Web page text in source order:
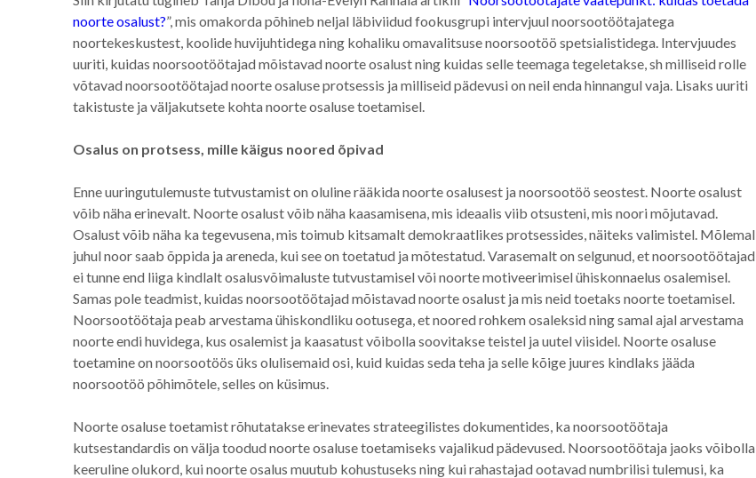
noorte osalust?”, mis omakorda põhineb neljal läbiviidud fookusgrupi intervjuul noorsootöötajatega
noortekeskustest, koolide huvijuhtidega ning kohaliku omavalitsuse noorsootöö spetsialistidega. Intervjuudes
uuriti, kuidas noorsootöötajad mõistavad noorte osalust ning kuidas selle teemaga tegeletakse, sh milliseid rolle
võtavad noorsootöötajad noorte osaluse protsessis ja milliseid pädevusi on neil enda hinnangul vaja. Lisaks uuriti
takistuste ja väljakutsete kohta noorte osaluse toetamisel.
Osalus on protsess, mille käigus noored õpivad
Enne uuringutulemuste tutvustamist on oluline rääkida noorte osalusest ja noorsootöö seostest. Noorte osalust
võib näha erinevalt. Noorte osalust võib näha kaasamisena, mis ideaalis viib otsusteni, mis noori mõjutavad.
Osalust võib näha ka tegevusena, mis toimub kitsamalt demokraatlikes protsessides, näiteks valimistel. Mõlemal
juhul noor saab õppida ja areneda, kui see on toetatud ja mõtestatud. Varasemalt on selgunud, et noorsootöötajad
ei tunne end liiga kindlalt osalusvõimaluste tutvustamisel või noorte motiveerimisel ühiskonnaelus osalemisel.
Samas pole teadmist, kuidas noorsootöötajad mõistavad noorte osalust ja mis neid toetaks noorte toetamisel.
Noorsootöötaja peab arvestama ühiskondliku ootusega, et noored rohkem osaleksid ning samal ajal arvestama
noorte endi huvidega, kus osalemist ja kaasatust võibolla soovitakse teistel ja uutel viisidel. Noorte osaluse
toetamine on noorsootöös üks olulisemaid osi, kuid kuidas seda teha ja selle kõige juures kindlaks jääda
noorsootöö põhimõtele, selles on küsimus.
Noorte osaluse toetamist rõhutatakse erinevates strateegilistes dokumentides, ka noorsootöötaja
kutsestandardis on välja toodud noorte osaluse toetamiseks vajalikud pädevused. Noorsootöötaja jaoks võibolla
keeruline olukord, kui noorte osalus muutub kohustuseks ning kui rahastajad ootavad numbrilisi tulemusi, ka